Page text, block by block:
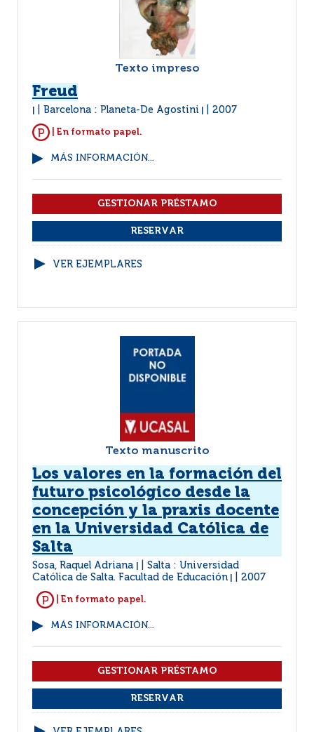
Texto impreso
Freud
Barcelona : Planeta-De Agostini 2007
| En formato papel.
MÁS INFORMACIÓN...
VER EJEMPLARES
Texto manuscrito
Los valores en la formación del
futuro psicológico desde la
concepción y la praxis docente
en la Universidad Católica de
Salta
Sosa, Raquel Adriana
Salta : Universidad
Católica de Salta. Facultad de Educación
2007
| En formato papel.
MÁS INFORMACIÓN...